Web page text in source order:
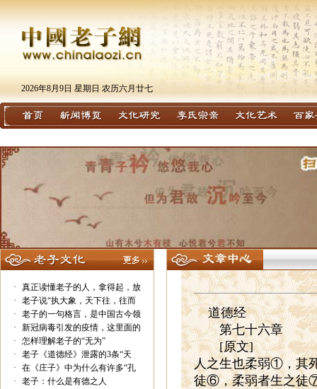
2026年8月9日 星期日 农历六月廿七
·
真正读懂老子的人，拿得起，放
·
老子说“执大象，天下往，往而
·
老子的一句格言，是中国古今领
·
新冠病毒引发的疫情，这里面的
·
怎样理解老子的“无为”
·
老子《道德经》泄露的3条“天
·
在《庄子》中为什么有许多“孔
·
老子：什么是有德之人
道德经
第七十六章
[原文]
人之生也柔弱①，其
徒⑥，柔弱者生之徒